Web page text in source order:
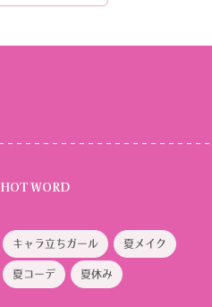
HOT WORD
キャラ立ちガール 夏メイク
夏コーデ 夏休み